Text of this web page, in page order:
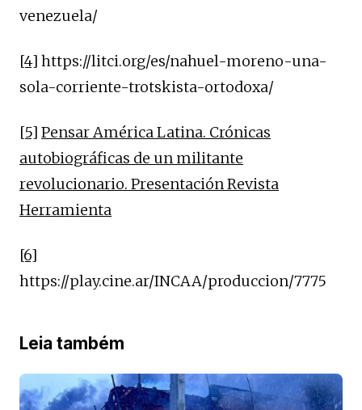
venezuela/
[4] https://litci.org/es/nahuel-moreno-una-
sola-corriente-trotskista-ortodoxa/
[5] Pensar América Latina. Crónicas
autobiográficas de un militante
revolucionario. Presentación Revista
Herramienta
[6]
https://play.cine.ar/INCAA/produccion/7775
Leia também